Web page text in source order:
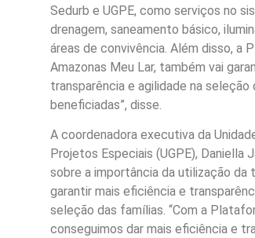
Sedurb e UGPE, como serviços no
drenagem, saneamento básico,
áreas de convivência. Além disso, a
Amazonas Meu Lar, também vai
transparência e agilidade na seleção
beneficiadas”, disse.
A coordenadora executiva da
Projetos Especiais (UGPE), Daniella
sobre a importância da utilização da
garantir mais eficiência e
seleção das famílias. “Com a
conseguimos dar mais eficiência e